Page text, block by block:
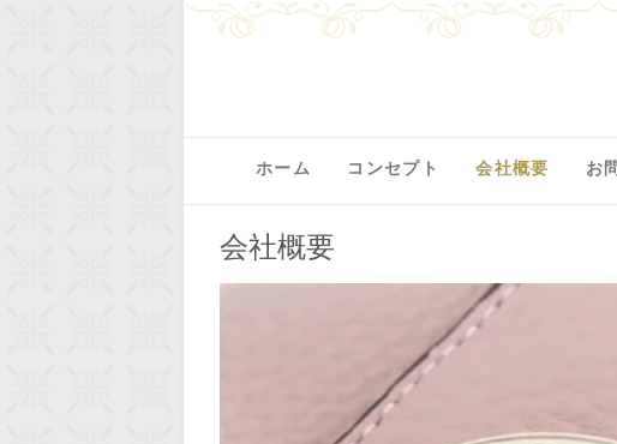
ホーム コンセプト 会社概要 お
会社概要